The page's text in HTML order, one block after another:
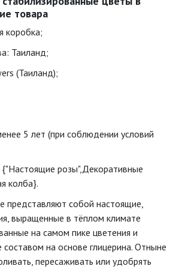
товара
коробка;
Таиланд;
(Таиланд);
5 лет (при соблюдении условий
розы",Декоративные
колба}.
представляют собой настоящие,
выращенные в тёплом климате
на самом пике цветения и
на основе глицерина. Отныне
пересаживать или удобрять